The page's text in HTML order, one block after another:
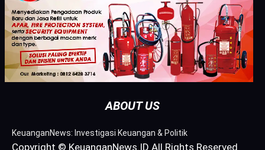
ABOUT US
KeuanganNews: Investigasi Keuangan & Politik
Copyright © KeuanganNews.ID All Rights Reserved